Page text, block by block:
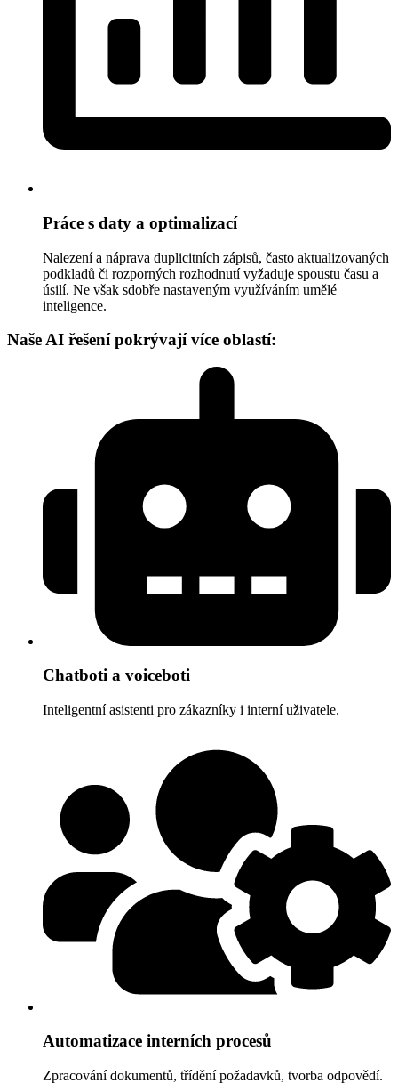
Práce s daty a optimalizací
Nalezení a náprava duplicitních zápisů, často aktualizovaných
podkladů či rozporných rozhodnutí vyžaduje spoustu času a
úsilí. Ne však sdobře nastaveným využíváním umělé
inteligence.
Naše AI řešení pokrývají více oblastí:
Chatboti a voiceboti
Inteligentní asistenti pro zákazníky i interní uživatele.
Automatizace interních procesů
Zpracování dokumentů, třídění požadavků, tvorba odpovědí.